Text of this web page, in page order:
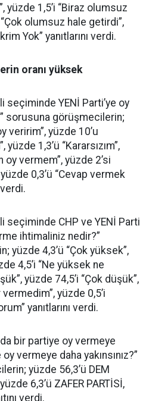
yüzde 1,5’i “Biraz olumsuz
olumsuz hale getirdi”,
Yok” yanıtlarını verdi.
oranı yüksek
seçiminde YENİ Parti’ye oy
sorusuna görüşmecilerin;
veririm”, yüzde 10’u
1,3’ü “Kararsızım”,
oy vermem”, yüzde 2’si
0,3’ü “Cevap vermek
seçiminde CHP ve YENİ Parti
ihtimaliniz nedir?”
yüzde 4,3’ü “Çok yüksek”,
4,5’i “Ne yüksek ne
yüzde 74,5’i “Çok düşük”,
yüzde 0,5’i
yanıtlarını verdi.
bir partiye oy vermeye
vermeye daha yakınsınız?”
yüzde 56,3’ü DEM
6,3’ü ZAFER PARTİSİ,
verdi.